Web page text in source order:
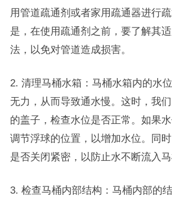
用管道疏通剂或者家用疏通器进行
是，在使用疏通剂之前，要了解其
法，以免对管道造成损害。
2. 清理马桶水箱：马桶水箱内的水
无力，从而导致通水慢。这时，我
的盖子，检查水位是否正常。如果
调节浮球的位置，以增加水位。同
是否关闭紧密，以防止水不断流入马
3. 检查马桶内部结构：马桶内部的